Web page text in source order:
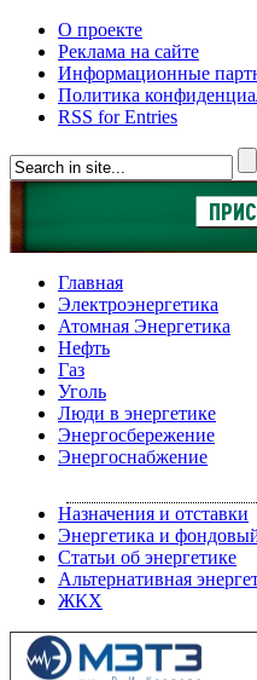
О проекте
Реклама на сайте
Информационные
Политика
RSS for Entries
Главная
Электроэнергетика
Атомная Энергетика
Нефть
Газ
Уголь
Люди в энергетике
Энергосбережение
Энергоснабжение
Назначения и отставки
Энергетика и
Статьи об энергетике
Альтернативная
ЖКХ